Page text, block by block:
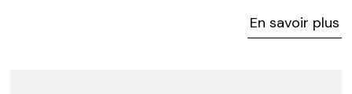
En savoir plus